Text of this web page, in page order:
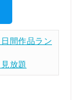
間作品ラン
放題